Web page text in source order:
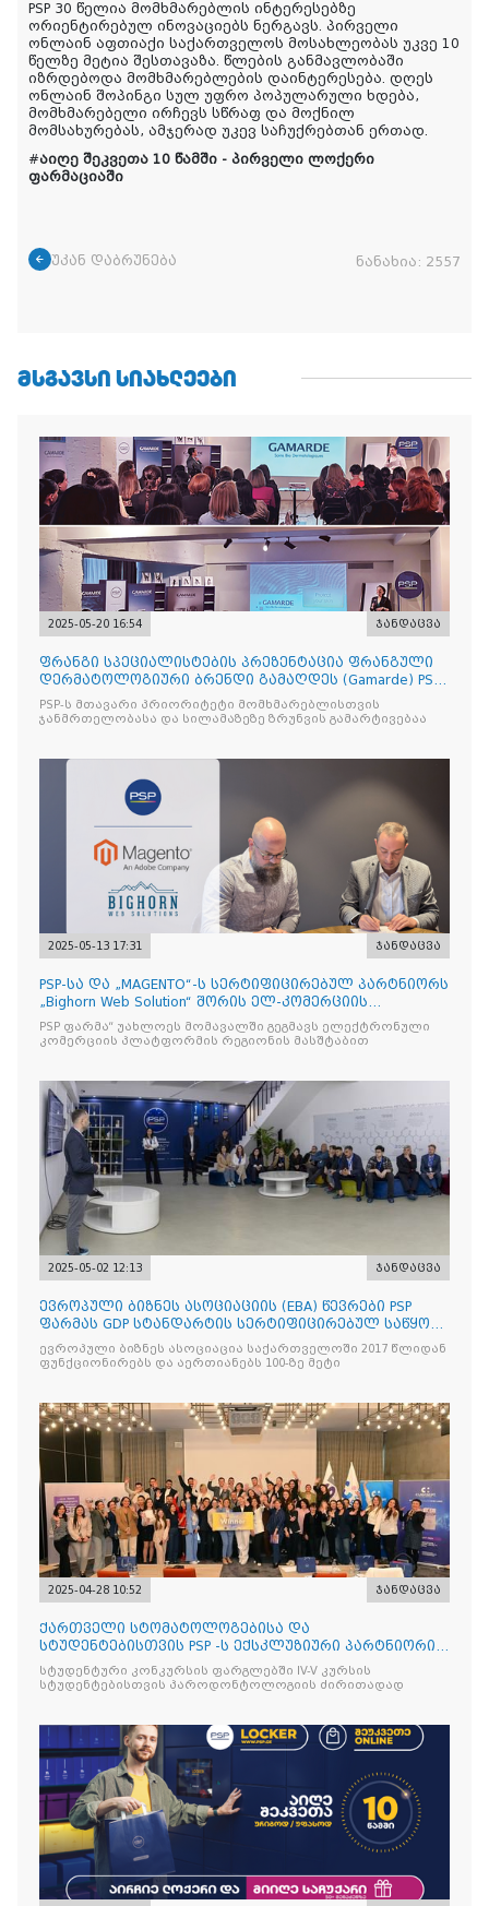
PSP 30 წელია მომხმარებლის ინტერესებზე
ორიენტირებულ ინოვაციებს ნერგავს. პირველი
ონლაინ აფთიაქი საქართველოს მოსახლეობას უკვე 10
წელზე მეტია შესთავაზა. წლების განმავლობაში
იზრდებოდა მომხმარებლების დაინტერესება. დღეს
ონლაინ შოპინგი სულ უფრო პოპულარული ხდება,
მომხმარებელი ირჩევს სწრაფ და მოქნილ
მომსახურებას, ამჯერად უკევ საჩუქრებთან ერთად.
#აიღე შეკვეთა 10 წამში - პირველი ლოქერი
ფარმაციაში
უკან დაბრუნება ნანახია: 2557
ᲛᲡᲒᲐᲕᲡᲘ ᲡᲘᲐᲮᲚᲔᲔᲑᲘ
2025-05-20 16:54 ჯანდაცვა
ფრანგი სპეციალისტების პრეზენტაცია ფრანგული
დერმატოლოგიური ბრენდი გამაღდეს (Gamarde) PSP-
ს ქსელის თან
PSP-ს მთავარი პრიორიტეტი მომხმარებლისთვის
ჯანმრთელობასა და სილამაზეზე ზრუნვის გამარტივებაა
2025-05-13 17:31 ჯანდაცვა
PSP-სა და „MAGENTO“-ს სერტიფიცირებულ პარტნიორს
„Bighorn Web Solution“ შორის ელ-კომერციის
პლატფორმის
PSP ფარმა“ უახლოეს მომავალში გეგმავს ელექტრონული
კომერციის პლატფორმის რეგიონის მასშტაბით
2025-05-02 12:13 ჯანდაცვა
ევროპული ბიზნეს ასოციაციის (EBA) წევრები PSP
ფარმას GDP სტანდარტის სერტიფიცირებულ საწყობს
ესტუმრენ
ევროპული ბიზნეს ასოციაცია საქართველოში 2017 წლიდან
ფუნქციონირებს და აერთიანებს 100-ზე მეტი
2025-04-28 10:52 ჯანდაცვა
ქართველი სტომატოლოგებისა და
სტუდენტებისთვის PSP -ს ექსკლუზიური პარტნიორის
იტალიური ბრენდის Curasept-
სტუდენტური კონკურსის ფარგლებში IV-V კურსის
სტუდენტებისთვის პაროდონტოლოგიის ძირითადად